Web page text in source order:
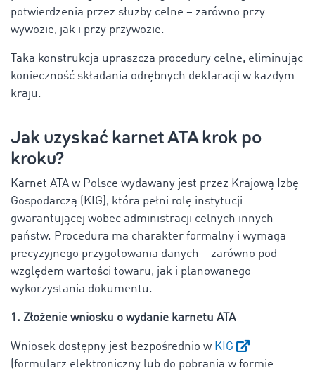
potwierdzenia przez służby celne – zarówno przy
wywozie, jak i przy przywozie.
Taka konstrukcja upraszcza procedury celne, eliminując
konieczność składania odrębnych deklaracji w każdym
kraju.
Jak uzyskać karnet ATA krok po
kroku?
Karnet ATA w Polsce wydawany jest przez Krajową Izbę
Gospodarczą (KIG), która pełni rolę instytucji
gwarantującej wobec administracji celnych innych
państw. Procedura ma charakter formalny i wymaga
precyzyjnego przygotowania danych – zarówno pod
względem wartości towaru, jak i planowanego
wykorzystania dokumentu.
1. Złożenie wniosku o wydanie karnetu ATA
Wniosek dostępny jest bezpośrednio w KIG
(formularz elektroniczny lub do pobrania w formie